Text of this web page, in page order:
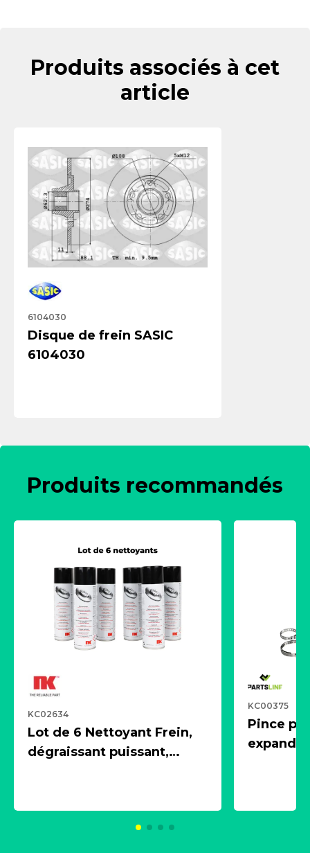
Produits associés à cet
article
6104030
Disque de frein SASIC
6104030
Produits recommandés
KC02634
Lot de 6 Nettoyant Frein,
dégraissant puissant,
KC00375
Pince